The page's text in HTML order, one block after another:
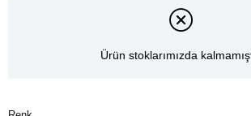
Ürün stoklarımızda